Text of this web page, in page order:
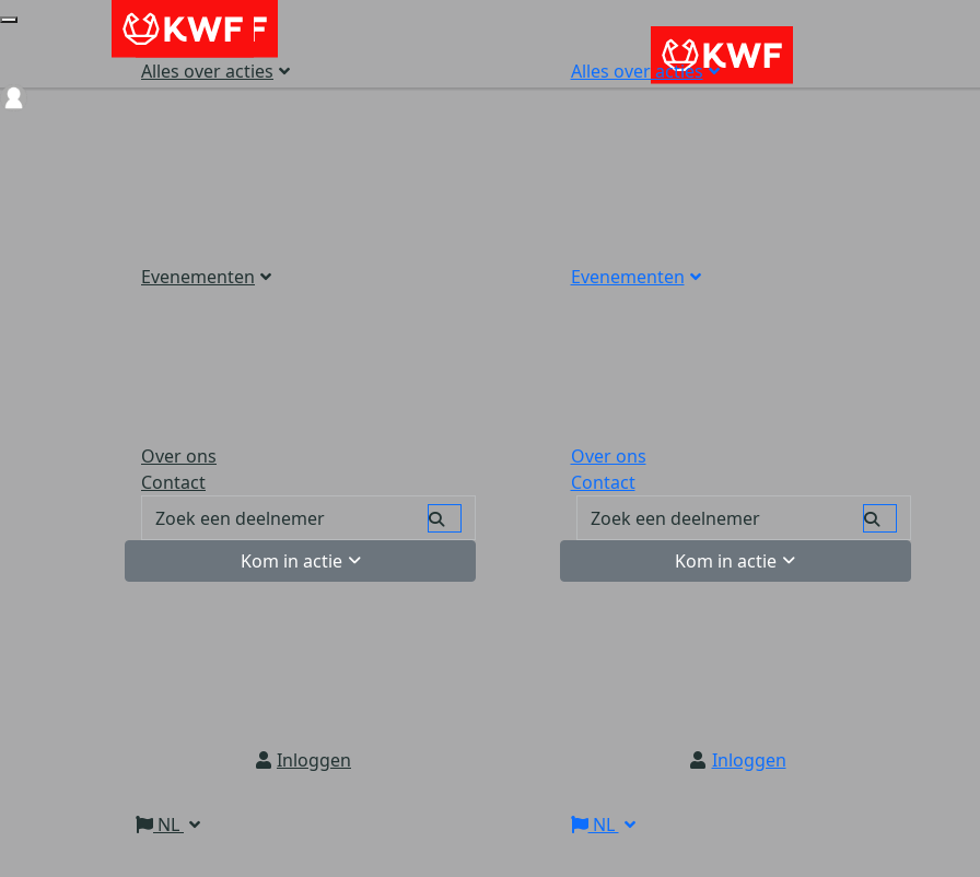
Alles over acties
Evenementen
Over ons
Contact
Kom in actie
Inloggen
NL
Alles over acties
Evenementen
Over ons
Contact
Kom in actie
Inloggen
NL